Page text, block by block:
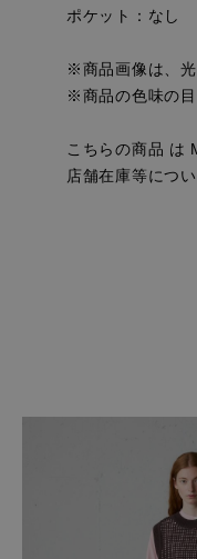
ポケット：なし
※商品画像は、光
※商品の色味の目
こちらの商品 は
店舗在庫等につ